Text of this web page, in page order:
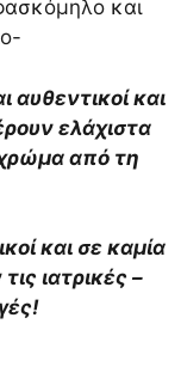
και
αυθεντικοί και
ελάχιστα
από τη
και σε καμία
ιατρικές –